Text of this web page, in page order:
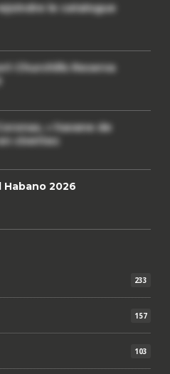
le catalogue
Churchills Reserva
« havane de
civettes
Habano 2026
233
157
103